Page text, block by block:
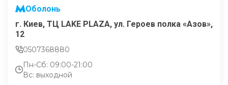
Оболонь
г. Киев, ТЦ LAKE PLAZA, ул. Героев полка «Азов»,
12
0507368880
Пн-Сб: 09:00-21:00
Вс: выходной